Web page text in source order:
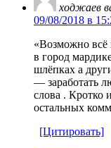
ходжаев
09/08/2018 в
«Возможно
в город
шлёпках а
— заработать
слова . Кротко
остальных
[Цитировать]